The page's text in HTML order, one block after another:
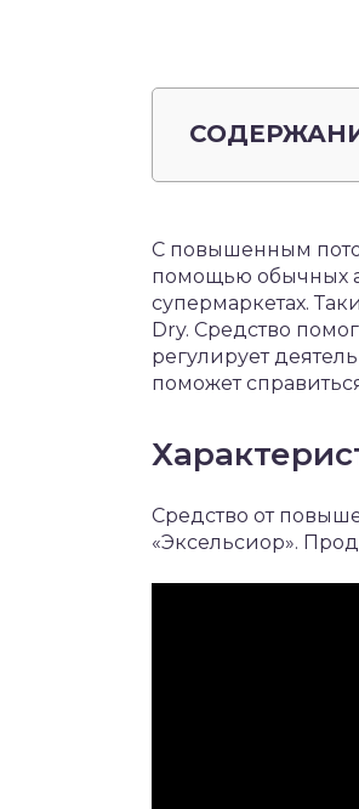
С повышенным
помощью обычных
супермаркетах.
Dry. Средство
регулирует
поможет
Средство от
«Эксельсиор».